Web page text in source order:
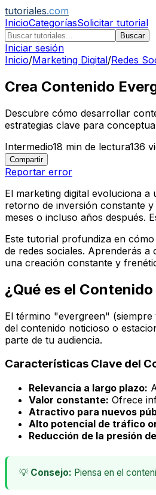
tutoriales.com
InicioCategoríasSolicitar tutorial
Buscar
Iniciar sesión
Inicio/Marketing Digital/Redes
Crea Contenido
Descubre cómo desarrollar
estrategias clave para
Intermedio18 min de lectura136
Compartir
Reportar error
El marketing digital evoluciona
retorno de inversión constante
meses o incluso años después.
Este tutorial profundiza en
de redes sociales. Aprenderás
una creación constante y
¿Qué es el
El término "evergreen"
del contenido noticioso o
parte de tu audiencia.
Características Clave del
Relevancia a largo plazo:
Valor constante: Ofrece
Atractivo para nuevos
Alto potencial de tráfico
Reducción de la presión
💡 Consejo: Piensa en el